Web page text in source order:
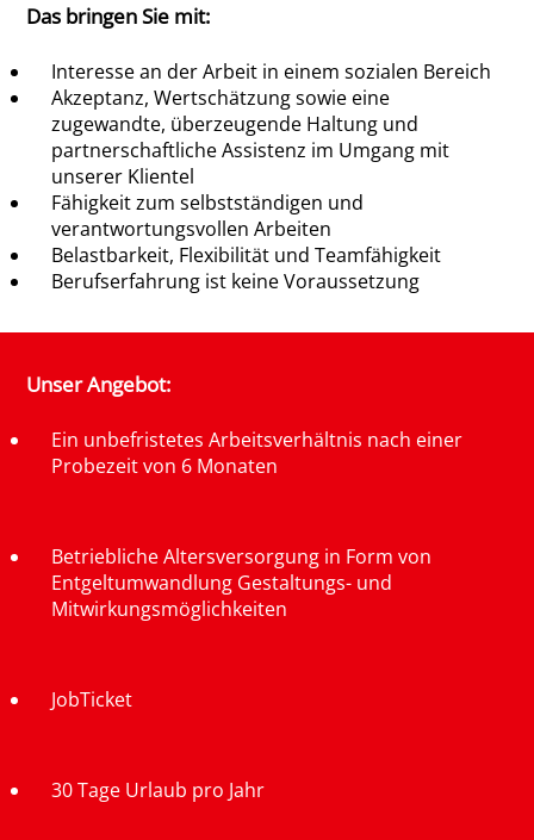
Das bringen Sie mit:
Interesse an der Arbeit in einem sozialen Bereich
Akzeptanz, Wertschätzung sowie eine
zugewandte, überzeugende Haltung und
partnerschaftliche Assistenz im Umgang mit
unserer Klientel
Fähigkeit zum selbstständigen und
verantwortungsvollen Arbeiten
Belastbarkeit, Flexibilität und Teamfähigkeit
Berufserfahrung ist keine Voraussetzung
Unser Angebot:
Ein unbefristetes Arbeitsverhältnis nach einer
Probezeit von 6 Monaten
Betriebliche Altersversorgung in Form von
Entgeltumwandlung Gestaltungs- und
Mitwirkungsmöglichkeiten
JobTicket
30 Tage Urlaub pro Jahr